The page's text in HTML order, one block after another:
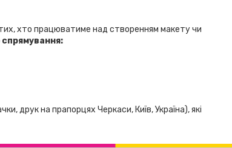
хто працюватиме над створенням макету чи
спрямування:
друк на прапорцях Черкаси, Київ, Україна), які